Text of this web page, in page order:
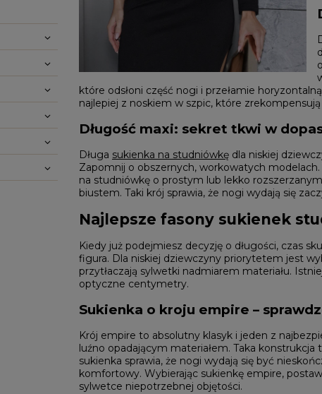
KARNAWAŁOWE
IMPREZOWE
CASUALOWE
KOKTAJLOWE
DOPASOWANE
ROZKLOSZOWANE
ASYMETRYCZNE
JEANSOWE
DZIANINOWE
DLA KOBIET W CIĄŻY
Fason / Długość
MINI
MIDI
Rękaw / Ramiączka
Z DŁUGIM
Z
NA
BEZ
BEZ
CARMEN
ODKRYJ NOWOŚCI
które odsłoni część nogi i przełamie
najlepiej z noskiem w szpic, które
Długość maxi: sekret tkwi w
Długa sukienka na studniówkę dla niskiej
Zapomnij o obszernych, workowatych
na studniówkę o prostym lub lekko
biustem. Taki krój sprawia, że nogi wydają się
Najlepsze fasony sukienek
Kiedy już podejmiesz decyzję o długości, czas
figura. Dla niskiej dziewczyny priorytetem jest
przytłaczają sylwetki nadmiarem materiału.
optyczne centymetry.
Sukienka o kroju empire –
Krój empire to absolutny klasyk i jeden z
luźno opadającym materiałem. Taka
sukienka sprawia, że nogi wydają się być
komfortowy. Wybierając sukienkę empire,
sylwetce niepotrzebnej objętości.